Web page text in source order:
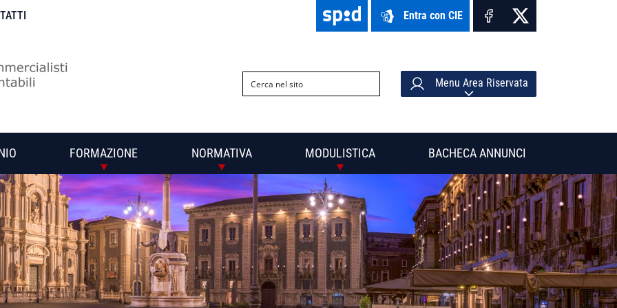
Entra con CIE
Menu Area Riservata
FORMAZIONE NORMATIVA MODULISTICA BACHECA ANNUNCI